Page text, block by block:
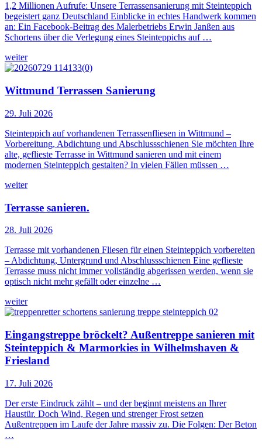
1,2 Millionen Aufrufe: Unsere Terrassensanierung mit Steinteppich
begeistert ganz Deutschland Einblicke in echtes Handwerk kommen
an: Ein Facebook-Beitrag des Malerbetriebs Erwin Janßen aus
Schortens über die Verlegung eines Steinteppichs auf …
weiter
Wittmund Terrassen Sanierung
29. Juli 2026
Steinteppich auf vorhandenen Terrassenfliesen in Wittmund –
Vorbereitung, Abdichtung und Abschlussschienen Sie möchten Ihre
alte, geflieste Terrasse in Wittmund sanieren und mit einem
modernen Steinteppich gestalten? In vielen Fällen müssen …
weiter
Terrasse sanieren.
28. Juli 2026
Terrasse mit vorhandenen Fliesen für einen Steinteppich vorbereiten
– Abdichtung, Untergrund und Abschlussschienen Eine geflieste
Terrasse muss nicht immer vollständig abgerissen werden, wenn sie
optisch nicht mehr gefällt oder einzelne …
weiter
Eingangstreppe bröckelt? Außentreppe sanieren mit
Steinteppich & Marmorkies in Wilhelmshaven &
Friesland
17. Juli 2026
Der erste Eindruck zählt – und der beginnt meistens an Ihrer
Haustür. Doch Wind, Regen und strenger Frost setzen
Außentreppen im Laufe der Jahre massiv zu. Die Folgen: Der Beton
…